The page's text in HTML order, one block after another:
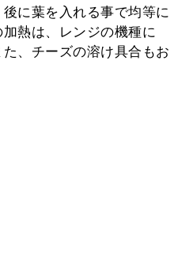
に葉を入れる事で均等に
熱は、レンジの機種に
、チーズの溶け具合もお